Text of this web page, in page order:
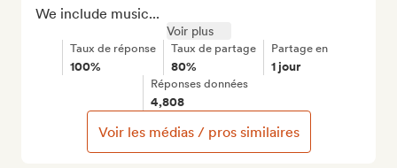
We include music...
Voir plus
Taux de réponse
100%
Taux de partage
80%
Partage en
1 jour
Réponses données
4,808
Voir les médias / pros similaires